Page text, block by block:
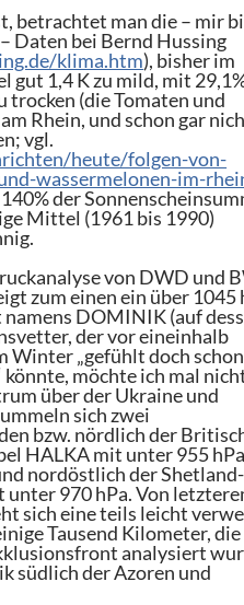
betrachtet man die – mir
Daten bei Bernd Hussing
klima.htm), bisher im
1,4 K zu mild, mit
trocken (die Tomaten und
Rhein, und schon gar
vgl.
heute/folgen-von-
wassermelonen-im-
der
Mittel (1961 bis 1990)
von DWD und
zum einen ein über 1045
DOMINIK (auf
der vor eineinhalb
Winter „gefühlt doch schon
möchte ich mal
über der Ukraine und
sich zwei
bzw. nördlich der
HALKA mit unter 955
nordöstlich der Shetland-
unter 970 hPa. Von
sich eine teils leicht
Tausend Kilometer, die
analysiert
südlich der Azoren und